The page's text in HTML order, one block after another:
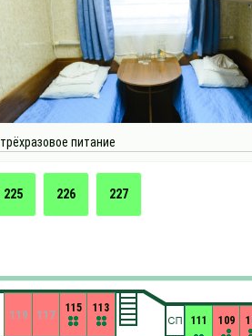
трёхразовое питание
225 226 227
109
111
113
115
117
119